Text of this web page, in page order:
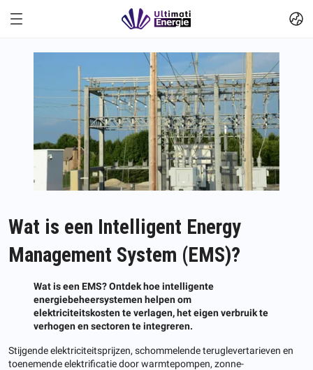
Wat is een Intelligent Energy
Management System (EMS)?
Wat is een EMS? Ontdek hoe intelligente
energiebeheersystemen helpen om
elektriciteitskosten te verlagen, het eigen verbruik te
verhogen en sectoren te integreren.
Stijgende elektriciteitsprijzen, schommelende teruglevertarieven en
toenemende elektrificatie door warmtepompen, zonne-